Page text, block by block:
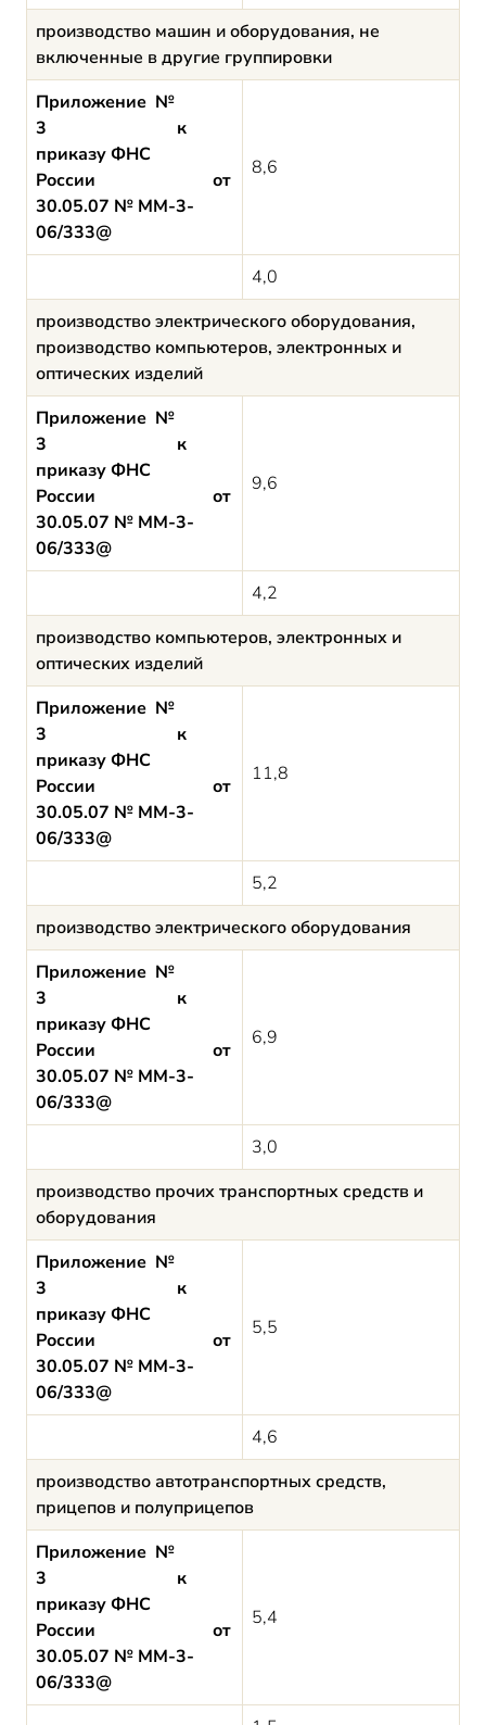
производство машин и оборудования, не
включенные в другие группировки
Приложение №
3 к
приказу ФНС
России от
30.05.07 № ММ-3-
06/333@
8,6
4,0
производство электрического оборудования,
производство компьютеров, электронных и
оптических изделий
Приложение №
3 к
приказу ФНС
России от
30.05.07 № ММ-3-
06/333@
9,6
4,2
производство компьютеров, электронных и
оптических изделий
Приложение №
3 к
приказу ФНС
России от
30.05.07 № ММ-3-
06/333@
11,8
5,2
производство электрического оборудования
Приложение №
3 к
приказу ФНС
России от
30.05.07 № ММ-3-
06/333@
6,9
3,0
производство прочих транспортных средств и
оборудования
Приложение №
3 к
приказу ФНС
России от
30.05.07 № ММ-3-
06/333@
5,5
4,6
производство автотранспортных средств,
прицепов и полуприцепов
Приложение №
3 к
приказу ФНС
России от
30.05.07 № ММ-3-
06/333@
5,4